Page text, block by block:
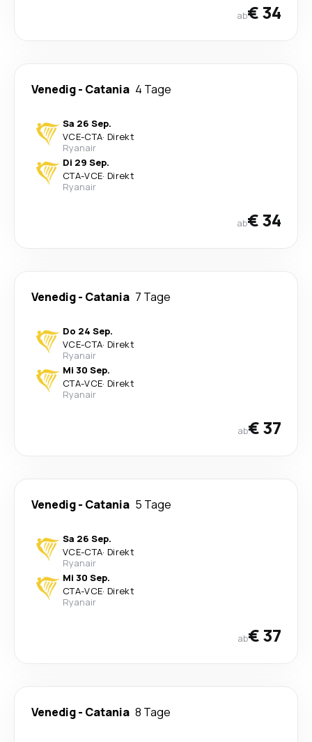
ab€ 34
Venedig- Catania 4 Tage
Sa 26 Sep.
VCE-CTA· Direkt
Ryanair
Di 29 Sep.
CTA-VCE· Direkt
Ryanair
ab€ 34
Venedig- Catania 7 Tage
Do 24 Sep.
VCE-CTA· Direkt
Ryanair
Mi 30 Sep.
CTA-VCE· Direkt
Ryanair
ab€ 37
Venedig- Catania 5 Tage
Sa 26 Sep.
VCE-CTA· Direkt
Ryanair
Mi 30 Sep.
CTA-VCE· Direkt
Ryanair
ab€ 37
Venedig- Catania 8 Tage